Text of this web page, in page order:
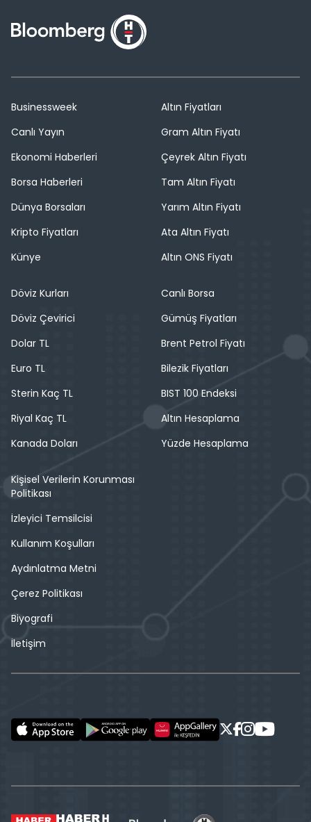
Businessweek
Canlı Yayın
Ekonomi Haberleri
Borsa Haberleri
Dünya Borsaları
Kripto Fiyatları
Künye
Altın Fiyatları
Gram Altın Fiyatı
Çeyrek Altın Fiyatı
Tam Altın Fiyatı
Yarım Altın Fiyatı
Ata Altın Fiyatı
Altın ONS Fiyatı
Döviz Kurları
Döviz Çevirici
Dolar TL
Euro TL
Sterin Kaç TL
Riyal Kaç TL
Kanada Doları
Canlı Borsa
Gümüş Fiyatları
Brent Petrol Fiyatı
Bilezik Fiyatları
BIST 100 Endeksi
Altın Hesaplama
Yüzde Hesaplama
Kişisel Verilerin Korunması
Politikası
İzleyici Temsilcisi
Kullanım Koşulları
Aydınlatma Metni
Çerez Politikası
Biyografi
İletişim